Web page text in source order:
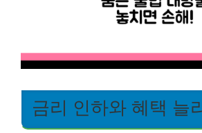
금리 인하와 혜택 늘